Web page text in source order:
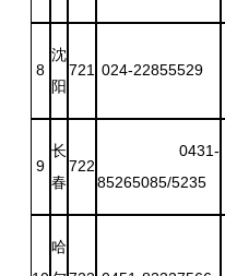
8
沈
阳
721 024-22855529
9
长
春
722
0431-
85265085/5235
哈